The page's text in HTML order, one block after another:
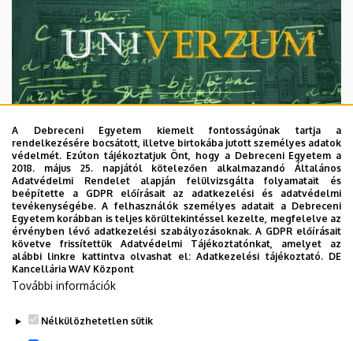
2026. augusztus 7.
Univerzum: A Debreceni Egyetem
titkos receptjei
KUTATÁS TUDOMÁNY
A Debreceni Egyetem kiemelt fontosságúnak tartja a
rendelkezésére bocsátott, illetve birtokába jutott személyes adatok
védelmét. Ezúton tájékoztatjuk Önt, hogy a Debreceni Egyetem a
2018. május 25. napjától kötelezően alkalmazandó Általános
Adatvédelmi Rendelet alapján felülvizsgálta folyamatait és
beépítette a GDPR előírásait az adatkezelési és adatvédelmi
tevékenységébe. A felhasználók személyes adatait a Debreceni
Egyetem korábban is teljes körültekintéssel kezelte, megfelelve az
érvényben lévő adatkezelési szabályozásoknak. A GDPR előírásait
követve frissítettük Adatvédelmi Tájékoztatónkat, amelyet az
alábbi linkre kattintva olvashat el:Adatkezelési tájékoztató. DE
Kancellária WAV Központ
További információk
Nélkülözhetetlen sütik